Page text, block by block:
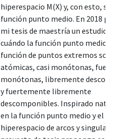
hiperespacio M(X) y, con esto,
función punto medio. En 2018
mi tesis de maestría un estudio
cuándo la función punto medio
función de puntos extremos
atómicas, casi monótonas,
monótonas, libremente
y fuertemente libremente
descomponibles. Inspirado
en la función punto medio y el
hiperespacio de arcos y